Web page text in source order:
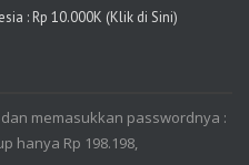
: Rp 10.000K (Klik di Sini)
dan memasukkan passwordnya :
hanya Rp 198.198,